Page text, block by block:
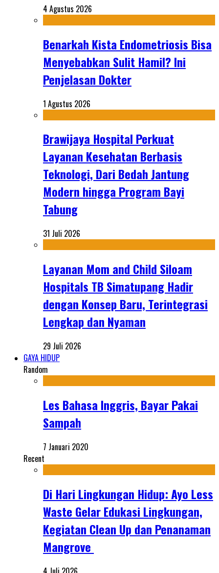
4 Agustus 2026
Benarkah Kista Endometriosis Bisa
Menyebabkan Sulit Hamil? Ini
Penjelasan Dokter
1 Agustus 2026
Brawijaya Hospital Perkuat
Layanan Kesehatan Berbasis
Teknologi, Dari Bedah Jantung
Modern hingga Program Bayi
Tabung
31 Juli 2026
Layanan Mom and Child Siloam
Hospitals TB Simatupang Hadir
dengan Konsep Baru, Terintegrasi
Lengkap dan Nyaman
29 Juli 2026
GAYA HIDUP
Random
Les Bahasa Inggris, Bayar Pakai
Sampah
7 Januari 2020
Recent
Di Hari Lingkungan Hidup: Ayo Less
Waste Gelar Edukasi Lingkungan,
Kegiatan Clean Up dan Penanaman
Mangrove